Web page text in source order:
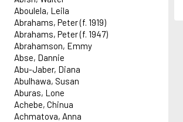
Aboulela, Leila
Abrahams, Peter (f. 1919)
Abrahams, Peter (f. 1947)
Abrahamson, Emmy
Abse, Dannie
Abu-Jaber, Diana
Abulhawa, Susan
Aburas, Lone
Achebe, Chinua
Achmatova, Anna